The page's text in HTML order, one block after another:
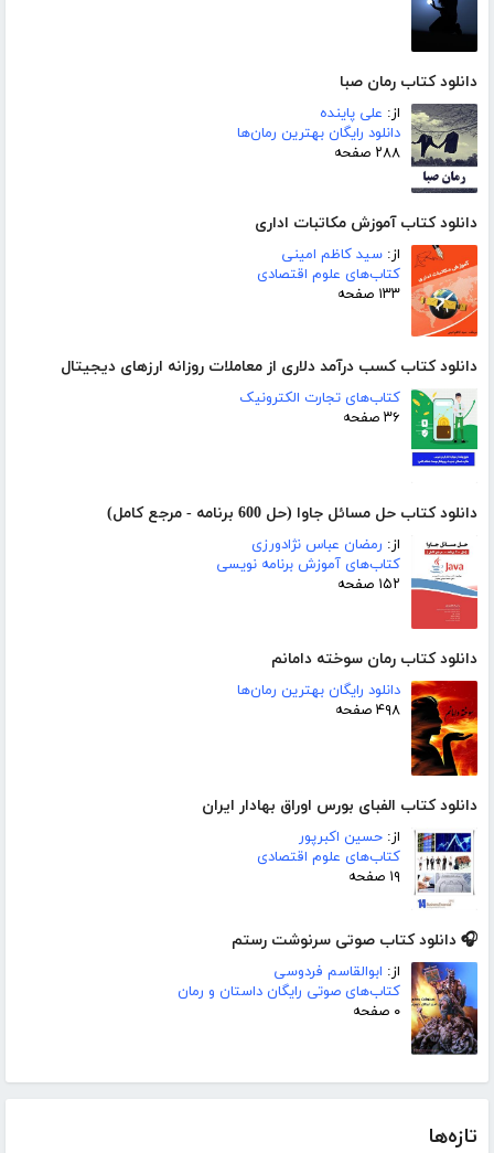
دانلود کتاب رمان صبا
از: علی پاینده
دانلود رایگان بهترین رمان‌ها
۲۸۸ صفحه
دانلود کتاب آموزش مکاتبات اداری
از: سید کاظم امینی
کتاب‌های علوم اقتصادی
۱۳۳ صفحه
دانلود کتاب کسب درآمد دلاری از معاملات روزانه ارزهای دیجیتال
کتاب‌های تجارت الکترونیک
۳۶ صفحه
دانلود کتاب حل مسائل جاوا (حل 600 برنامه - مرجع کامل)
از: رمضان عباس نژادورزی
کتاب‌های آموزش برنامه نویسی
۱۵۲ صفحه
دانلود کتاب رمان سوخته دامانم
دانلود رایگان بهترین رمان‌ها
۴۹۸ صفحه
دانلود کتاب الفبای بورس اوراق بهادار ایران
از: حسین اکبرپور
کتاب‌های علوم اقتصادی
۱۹ صفحه
🎧 دانلود کتاب صوتی سرنوشت رستم
از: ابوالقاسم فردوسی
کتاب‌های صوتی رایگان داستان و رمان
۰ صفحه
تازه‌ها